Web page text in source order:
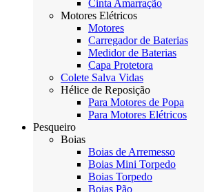
Cinta Amarração
Motores Elétricos
Motores
Carregador de Baterias
Medidor de Baterias
Capa Protetora
Colete Salva Vidas
Hélice de Reposição
Para Motores de Popa
Para Motores Elétricos
Pesqueiro
Boias
Boias de Arremesso
Boias Mini Torpedo
Boias Torpedo
Boias Pão